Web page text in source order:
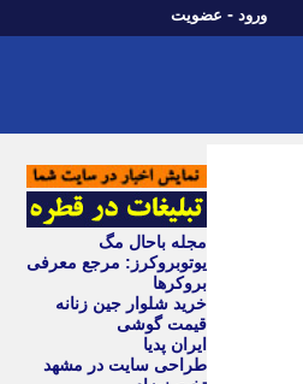
ورود - عضویت
مجله باحال مگ
یوتوبروکرز: مرجع معرفی
بروکرها
خرید شلوار جین زنانه
قیمت گوشی
ایران پدیا
طراحی سایت در مشهد